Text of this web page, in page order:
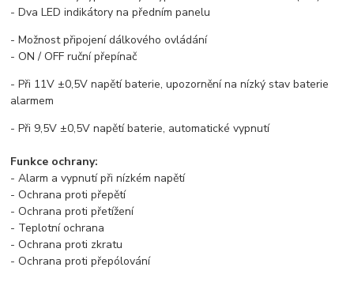
- Dva LED indikátory na předním panelu
- Možnost připojení dálkového ovládání
- ON / OFF ruční přepínač
- Při 11V ±0,5V napětí baterie, upozornění na nízký stav baterie
alarmem
- Při 9,5V ±0,5V napětí baterie, automatické vypnutí
Funkce ochrany:
- Alarm a vypnutí při nízkém napětí
- Ochrana proti přepětí
- Ochrana proti přetížení
- Teplotní ochrana
- Ochrana proti zkratu
- Ochrana proti přepólování